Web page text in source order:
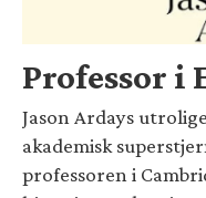
Professor i
Jason Ardays
akademisk
professoren i